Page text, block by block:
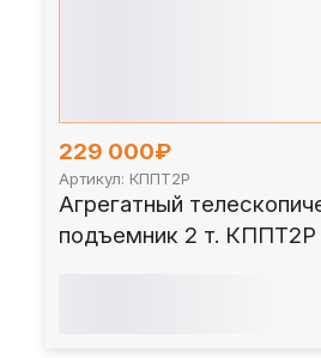
229 000₽
Артикул: КППТ2Р
Агрегатный
подъемник 2 т. КППТ2Р